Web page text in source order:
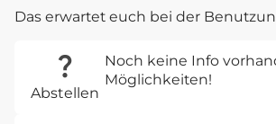
Das erwartet euch bei der
Abstellen
Noch keine Info
Möglichkeiten!